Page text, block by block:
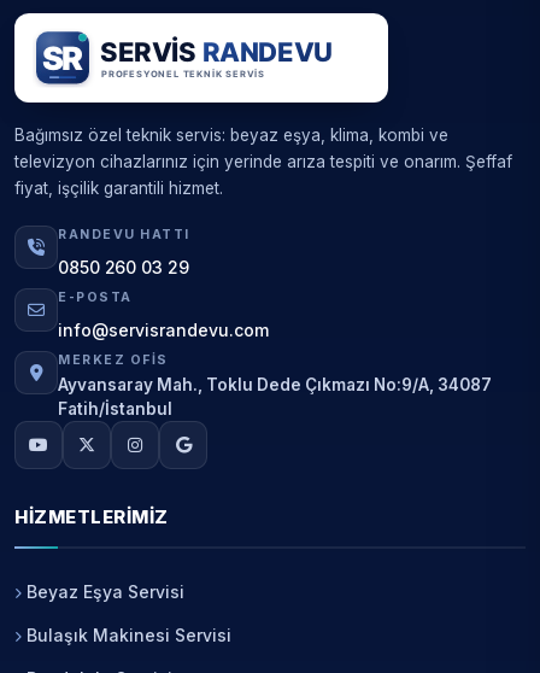
Bağımsız özel teknik servis: beyaz eşya, klima, kombi ve
televizyon cihazlarınız için yerinde arıza tespiti ve onarım. Şeffaf
fiyat, işçilik garantili hizmet.
RANDEVU HATTI
0850 260 03 29
E-POSTA
info@servisrandevu.com
MERKEZ OFIS
Ayvansaray Mah., Toklu Dede Çıkmazı No:9/A, 34087
Fatih/İstanbul
HIZMETLERIMIZ
Beyaz Eşya Servisi
Bulaşık Makinesi Servisi